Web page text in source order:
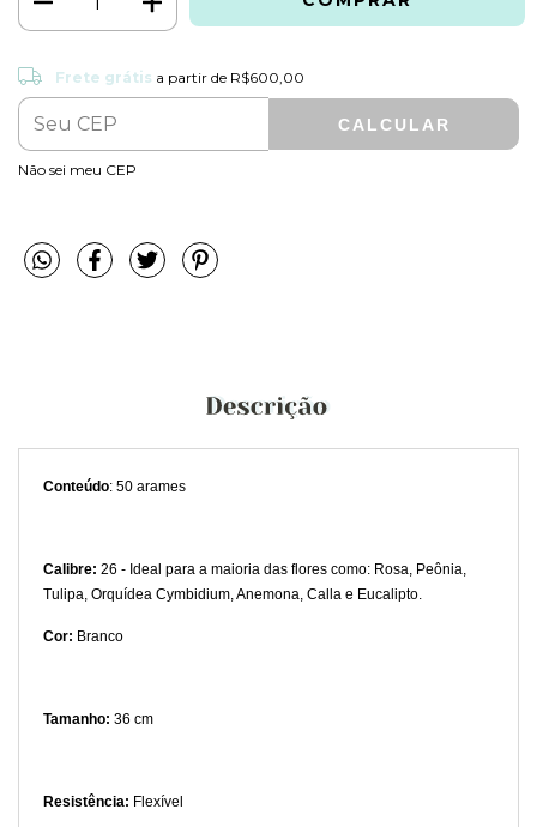
Frete grátis R$600,00
Entregas para o CEP: ALTERAR CEP
Frete grátis a partir de R$600,00
CALCULAR
Não sei meu CEP
Conteúdo: 50 arames
Calibre: 26 - Ideal para a maioria das flores como: Rosa, Peônia,
Tulipa, Orquídea Cymbidium, Anemona, Calla e Eucalipto.
Cor: Branco
Tamanho: 36 cm
Resistência: Flexível